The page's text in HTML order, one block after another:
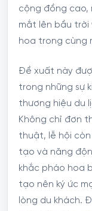
cộng đồng cao,
mắt lên bầu trời
hoa trong cùng
Đề xuất này
trong những sự
thương hiệu du
Không chỉ đơn
thuật, lễ hội
tạo và năng
khắc pháo hoa
tạo nên ký ức
lòng du khách.